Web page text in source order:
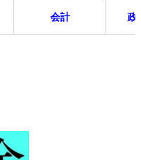
会計 政